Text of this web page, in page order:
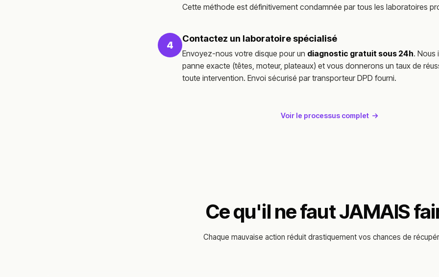
Cette méthode est définitivement condamnée par tous les laboratoires
4
Contactez un laboratoire spécialisé
Envoyez-nous votre disque pour un diagnostic gratuit sous 24h. Nous
panne exacte (têtes, moteur, plateaux) et vous donnerons un taux de
toute intervention. Envoi sécurisé par transporteur DPD fourni.
Voir le processus complet
Ce qu'il ne faut JAMAIS
Chaque mauvaise action réduit drastiquement vos chances de